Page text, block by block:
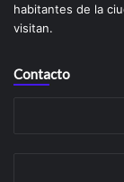
habitantes de la
visitan.
Contacto